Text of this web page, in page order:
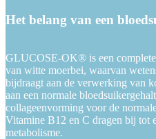
Het belang van een
GLUCOSE-OK® is een
van witte moerbei, waarvan
bijdraagt aan de verwerking van
aan een normale
collageenvorming voor de
Vitamine B12 en C dragen bij tot
metabolisme.